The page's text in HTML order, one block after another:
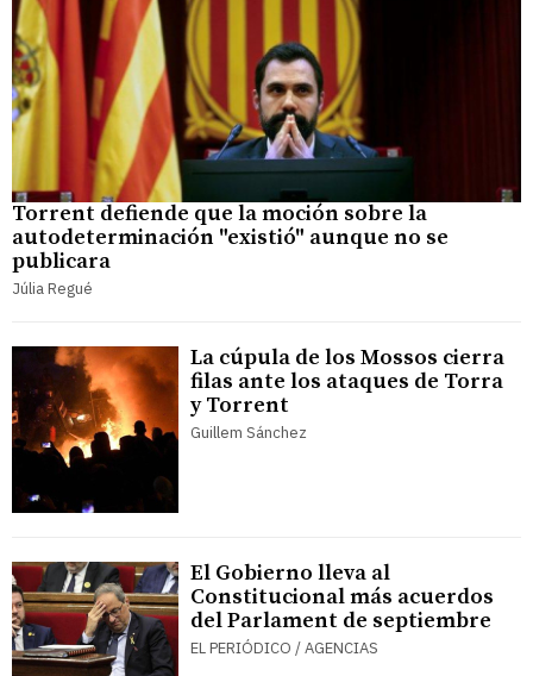
Torrent defiende que la moción sobre la
autodeterminación "existió" aunque no se
publicara
Júlia Regué
La cúpula de los Mossos cierra
filas ante los ataques de Torra
y Torrent
Guillem Sánchez
El Gobierno lleva al
Constitucional más acuerdos
del Parlament de septiembre
EL PERIÓDICO / AGENCIAS